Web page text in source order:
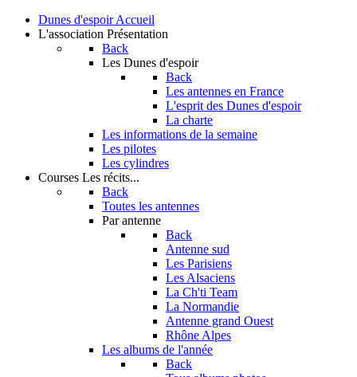
Dunes d'espoir Accueil
L'association Présentation
Back
Les Dunes d'espoir
Back
Les antennes en France
L'esprit des Dunes d'espoir
La charte
Les informations de la semaine
Les pilotes
Les cylindres
Courses Les récits...
Back
Toutes les antennes
Par antenne
Back
Antenne sud
Les Parisiens
Les Alsaciens
La Ch'ti Team
La Normandie
Antenne grand Ouest
Rhône Alpes
Les albums de l'année
Back